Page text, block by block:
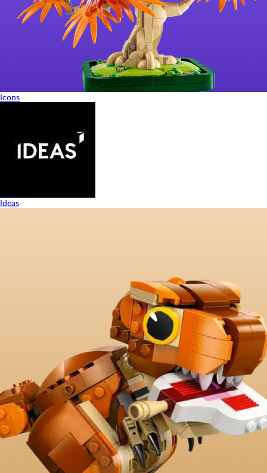
Icons
Ideas